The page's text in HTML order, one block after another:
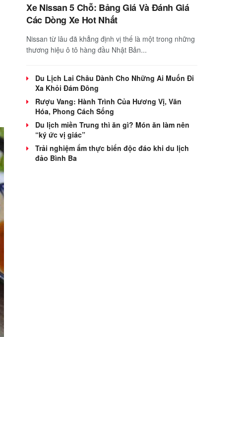
Xe Nissan 5 Chỗ: Bảng Giá Và Đánh Giá
Các Dòng Xe Hot Nhất
Nissan từ lâu đã khẳng định vị thế là một trong những
thương hiệu ô tô hàng đầu Nhật Bản...
Du Lịch Lai Châu Dành Cho Những Ai Muốn Đi
Xa Khỏi Đám Đông
Rượu Vang: Hành Trình Của Hương Vị, Văn
Hóa, Phong Cách Sống
Du lịch miền Trung thì ăn gì? Món ăn làm nên
“ký ức vị giác”
Trải nghiệm ẩm thực biển độc đáo khi du lịch
đảo Bình Ba